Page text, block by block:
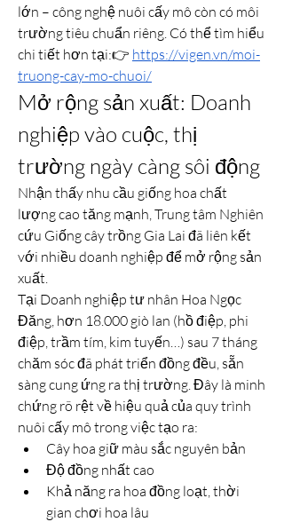
lớn – công nghệ nuôi cấy mô còn có môi
trường tiêu chuẩn riêng. Có thể tìm hiểu
chi tiết hơn tại:👉 https://vigen.vn/moi-
truong-cay-mo-chuoi/
Mở rộng sản xuất: Doanh
nghiệp vào cuộc, thị
trường ngày càng sôi động
Nhận thấy nhu cầu giống hoa chất
lượng cao tăng mạnh, Trung tâm Nghiên
cứu Giống cây trồng Gia Lai đã liên kết
với nhiều doanh nghiệp để mở rộng sản
xuất.
Tại Doanh nghiệp tư nhân Hoa Ngọc
Đăng, hơn 18.000 giò lan (hồ điệp, phi
điệp, trầm tím, kim tuyến…) sau 7 tháng
chăm sóc đã phát triển đồng đều, sẵn
sàng cung ứng ra thị trường. Đây là minh
chứng rõ rệt về hiệu quả của quy trình
nuôi cấy mô trong việc tạo ra:
Cây hoa giữ màu sắc nguyên bản
Độ đồng nhất cao
Khả năng ra hoa đồng loạt, thời
gian chơi hoa lâu